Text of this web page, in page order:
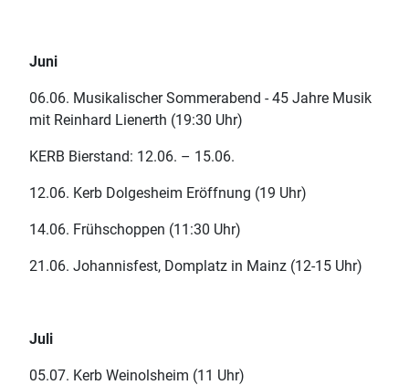
Juni
06.06. Musikalischer Sommerabend - 45 Jahre Musik
mit Reinhard Lienerth (19:30 Uhr)
KERB Bierstand: 12.06. – 15.06.
12.06. Kerb Dolgesheim Eröffnung (19 Uhr)
14.06. Frühschoppen (11:30 Uhr)
21.06. Johannisfest, Domplatz in Mainz (12-15 Uhr)
Juli
05.07. Kerb Weinolsheim (11 Uhr)